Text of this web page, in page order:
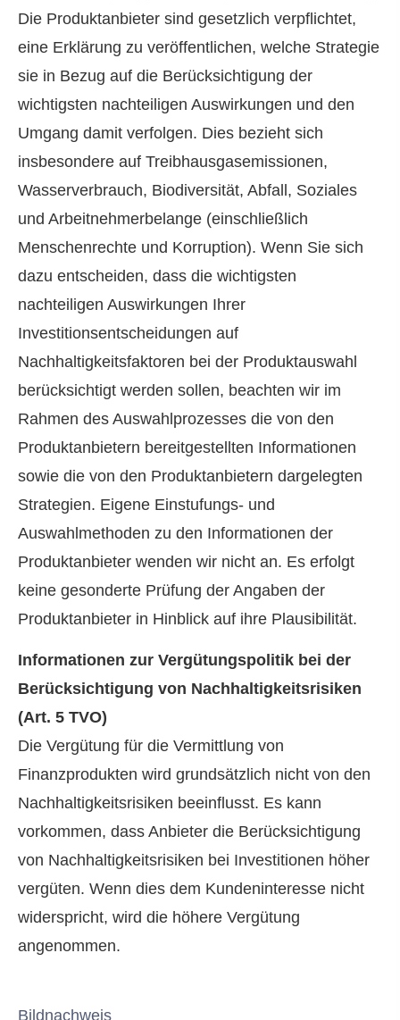
Die Produktanbieter sind gesetzlich verpflichtet,
eine Erklärung zu veröffentlichen, welche Strategie
sie in Bezug auf die Berücksichtigung der
wichtigsten nachteiligen Auswirkungen und den
Umgang damit verfolgen. Dies bezieht sich
insbesondere auf Treibhausgasemissionen,
Wasserverbrauch, Biodiversität, Abfall, Soziales
und Arbeitnehmerbelange (einschließlich
Menschenrechte und Korruption). Wenn Sie sich
dazu entscheiden, dass die wichtigsten
nachteiligen Auswirkungen Ihrer
Investitionsentscheidungen auf
Nachhaltigkeitsfaktoren bei der Produktauswahl
berücksichtigt werden sollen, beachten wir im
Rahmen des Auswahlprozesses die von den
Produktanbietern bereitgestellten Informationen
sowie die von den Produktanbietern dargelegten
Strategien. Eigene Einstufungs- und
Auswahlmethoden zu den Informationen der
Produktanbieter wenden wir nicht an. Es erfolgt
keine gesonderte Prüfung der Angaben der
Produktanbieter in Hinblick auf ihre Plausibilität.
Informationen zur Vergütungspolitik bei der
Berücksichtigung von Nachhaltigkeitsrisiken
(Art. 5 TVO)
Die Vergütung für die Vermittlung von
Finanzprodukten wird grundsätzlich nicht von den
Nachhaltigkeitsrisiken beeinflusst. Es kann
vorkommen, dass Anbieter die Berücksichtigung
von Nachhaltigkeitsrisiken bei Investitionen höher
vergüten. Wenn dies dem Kundeninteresse nicht
widerspricht, wird die höhere Vergütung
angenommen.
Bildnachweis